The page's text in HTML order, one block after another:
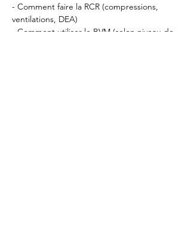
- Comment faire la RCR (compressions,
ventilations, DEA)
- Comment utiliser le BVM (selon niveau de